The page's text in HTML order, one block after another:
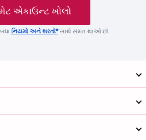
એકાઉન્ટ ખોલો
નિયમો અને શરતો*સાથે સંમત થાઓ છો